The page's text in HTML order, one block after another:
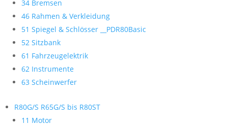
34 Bremsen
46 Rahmen & Verkleidung
51 Spiegel & Schlösser __PDR80Basic
52 Sitzbank
61 Fahrzeugelektrik
62 Instrumente
63 Scheinwerfer
R80G/S R65G/S bis R80ST
11 Motor